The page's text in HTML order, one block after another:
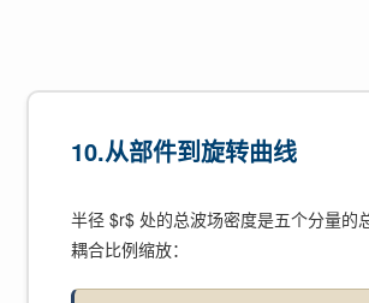
10.从部件到旋转曲线
半径 $r$ 处的总波场密度是五个分量的
耦合比例缩放：